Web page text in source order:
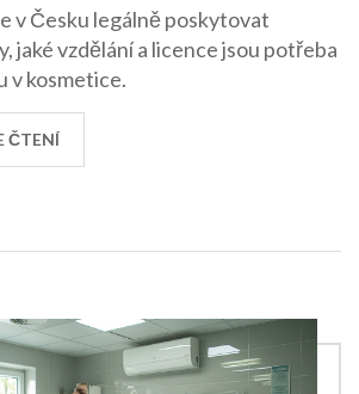
v Česku legálně poskytovat
jaké vzdělání a licence jsou potřeba
v kosmetice.
ČTENÍ